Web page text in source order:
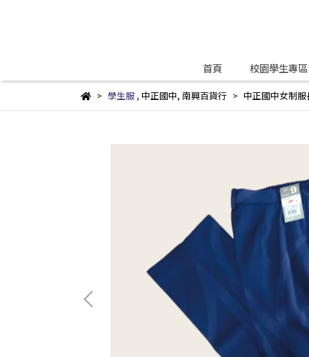
首頁 校園學生專區
學生服, 中正國中, 南興百貨行 中正國中女制服